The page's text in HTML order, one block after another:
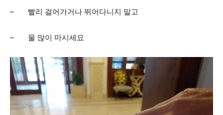
– 빨리 걸어가거나 뛰어다니지 말고
– 물 많이 마시세요